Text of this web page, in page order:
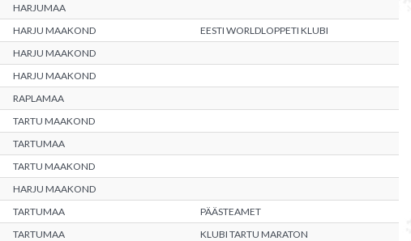
HARJUMAA
HARJU MAAKOND
EESTI WORLDLOPPETI KLUBI
HARJU MAAKOND
HARJU MAAKOND
RAPLAMAA
TARTU MAAKOND
TARTUMAA
TARTU MAAKOND
HARJU MAAKOND
TARTUMAA
PÄÄSTEAMET
TARTUMAA
KLUBI TARTU MARATON